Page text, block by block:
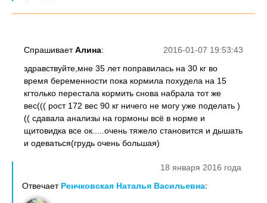
2016-01-07 19:53:43
СпрашиваетАлина:
здравствуйте,мне 35 лет поправилась на 30 кг во
время беременности пока кормила похудела на 15
кгтолько перестала кормить снова набрала тот же
вес((( рост 172 вес 90 кг ничего не могу уже поделать )
(( сдавала анализы на гормоны всё в норме и
щитовидка все ок.....очень тяжело становится и дышать
и одеваться(грудь очень большая)
18 января 2016 года
Отвечает Ренчковская Наталья Васильевна: